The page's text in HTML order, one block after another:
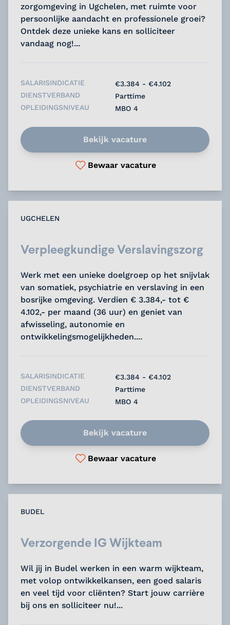
zorgomgeving in Ugchelen, met ruimte voor
persoonlijke aandacht en professionele groei?
Ontdek deze unieke kans en solliciteer
vandaag nog!...
SALARISINDICATIE
€3.384 - €4.102
DIENSTVERBAND
Parttime
OPLEIDINGSNIVEAU
MBO 4
Bekijk vacature
Bewaar vacature
UGCHELEN
Verpleegkundige Verslavingszorg
Werk met een unieke doelgroep op het snijvlak
van somatiek, psychiatrie en verslaving in een
bosrijke omgeving. Verdien € 3.384,- tot €
4.102,- per maand (36 uur) en geniet van
afwisseling, autonomie en
ontwikkelingsmogelijkheden....
SALARISINDICATIE
€3.384 - €4.102
DIENSTVERBAND
Parttime
OPLEIDINGSNIVEAU
MBO 4
Bekijk vacature
Bewaar vacature
BUDEL
Verzorgende IG Wijkteam
Wil jij in Budel werken in een warm wijkteam,
met volop ontwikkelkansen, een goed salaris
en veel tijd voor cliënten? Start jouw carrière
bij ons en solliciteer nu!...